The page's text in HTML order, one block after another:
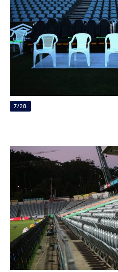
7/28